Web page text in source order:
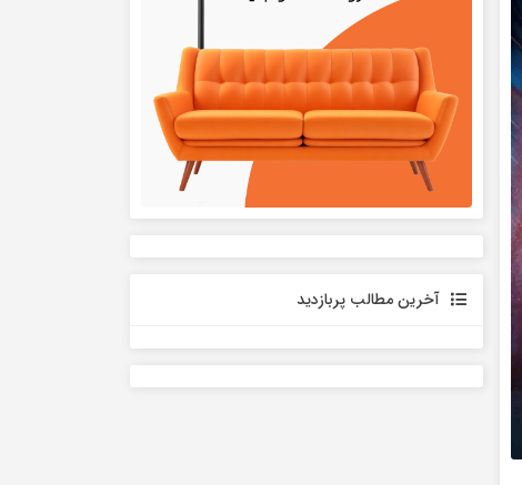
آخرین مطالب پربازدید